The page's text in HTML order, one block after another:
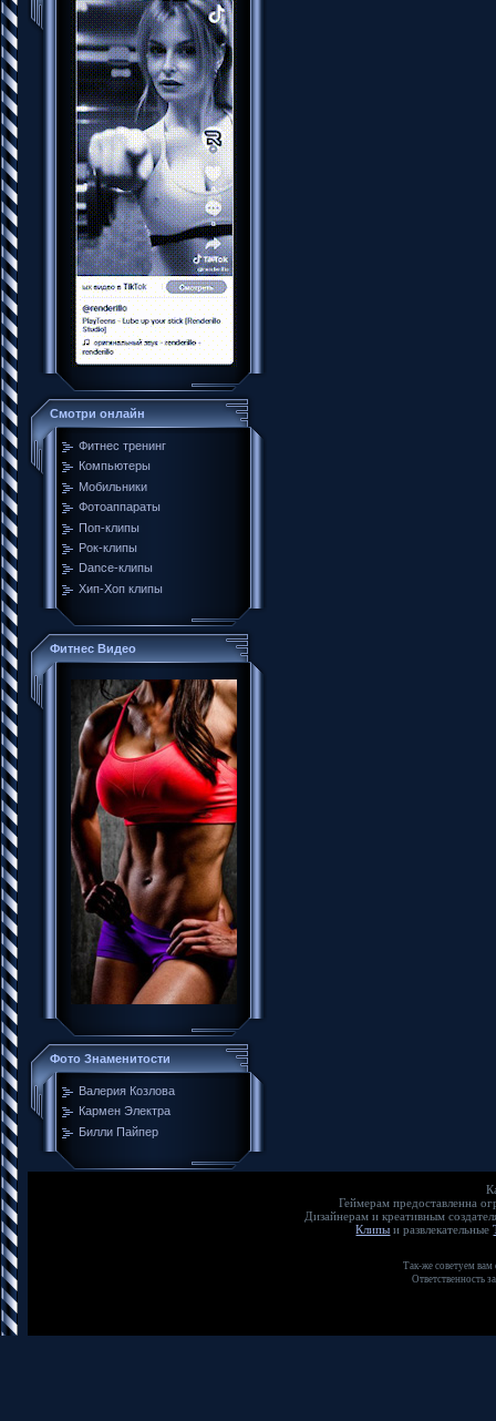
Смотри онлайн
Фитнес тренинг
Компьютеры
Мобильники
Фотоаппараты
Поп-клипы
Рок-клипы
Dance-клипы
Хип-Хоп клипы
Фитнес Видео
Фото Знаменитости
Валерия Козлова
Кармен Электра
Билли Пайпер
Геймерам предоставленна
Дизайнерам и креативным
Клипы и развлекательные
Так-же советуем
Ответственность